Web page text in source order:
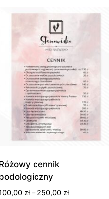
Różowy cennik
podologiczny
zł – 250,00 złZakres